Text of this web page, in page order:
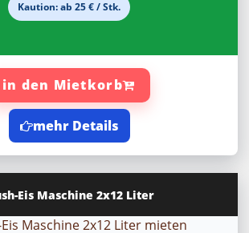
Kaution: ab 25 € / Stk.
in den Mietkorb
mehr Details
Eis Maschine 2x12 Liter